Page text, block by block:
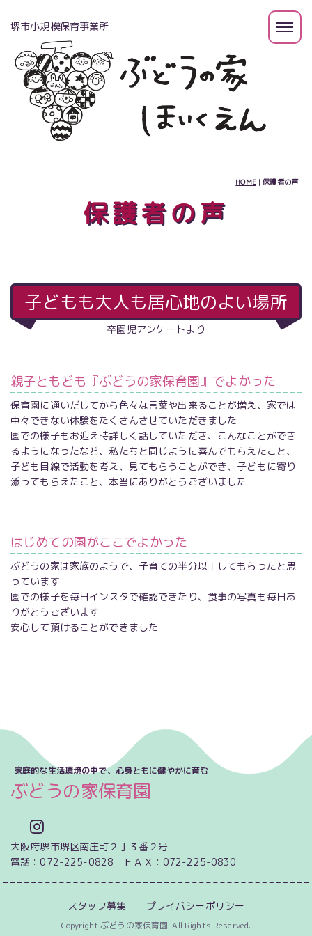
堺市小規模保育事業所
HOME|保護者の声
保護者の声
子どもも大人も居心地のよい場所
卒園児アンケートより
親子ともども『ぶどうの家保育園』でよかった
保育園に通いだしてから色々な言葉や出来ることが増え、家では
中々できない体験をたくさんさせていただきました
園での様子もお迎え時詳しく話していただき、こんなことができ
るようになったなど、私たちと同じように喜んでもらえたこと、
子ども目線で活動を考え、見てもらうことができ、子どもに寄り
添ってもらえたこと、本当にありがとうございました
はじめての園がここでよかった
ぶどうの家は家族のようで、子育ての半分以上してもらったと思
っています
園での様子を毎日インスタで確認できたり、食事の写真も毎日あ
りがとうございます
安心して預けることができました
家庭的な生活環境の中で、心身ともに健やかに育む
ぶどうの家保育園
大阪府堺市堺区南庄町２丁３番２号
電話：072-225-0828 ＦＡＸ：072-225-0830
スタッフ募集 プライバシーポリシー
Copyright ぶどうの家保育園. All Rights Reserved.